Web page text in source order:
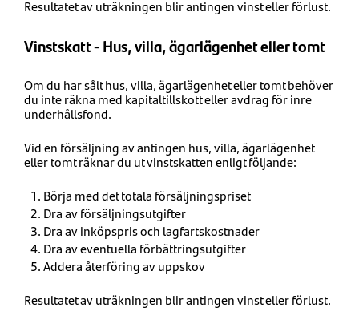
Resultatet av uträkningen blir antingen vinst eller förlust.
Vinstskatt - Hus, villa, ägarlägenhet eller tomt
Om du har sålt hus, villa, ägarlägenhet eller tomt behöver
du inte räkna med kapitaltillskott eller avdrag för inre
underhållsfond.
Vid en försäljning av antingen hus, villa, ägarlägenhet
eller tomt räknar du ut vinstskatten enligt följande:
Börja med det totala försäljningspriset
Dra av försäljningsutgifter
Dra av inköpspris och lagfartskostnader
Dra av eventuella förbättringsutgifter
Addera återföring av uppskov
Resultatet av uträkningen blir antingen vinst eller förlust.